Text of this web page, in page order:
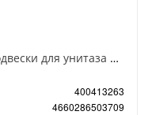
Bref Цветная вода Чистящие подвески для унитаза Цветочная свежесть 50 гр
400413263
4660286503709